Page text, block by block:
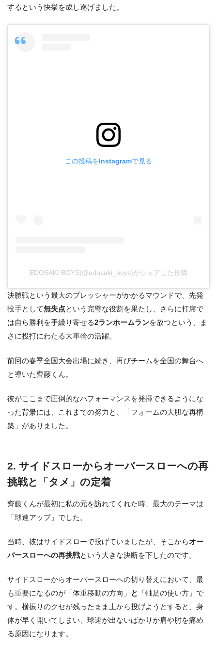
するという快挙を成し遂げました。
この投稿をInstagramで見る
EDOSAKI BOYS(@edosaki_boys)がシェアした投稿
決勝戦という最大のプレッシャーがかかるマウンドで、先発
投手として無失点という完璧な役割を果たし、さらに打席で
は自ら勝利を手繰り寄せる2ランホームランを放つという、ま
さに投打にわたる大車輪の活躍。
前回の春季全国大会出場に続き、再びチームを全国の舞台へ
と導いた齊藤くん。
彼がここまで圧倒的なパフォーマンスを発揮できるようにな
った背景には、これまでの努力と、「フォームの大胆な再構
築」がありました。
2. サイドスローからオーバースローへの再
挑戦と「タメ」の定着
齊藤くんが最初に私の元を訪れてくれた時、最大のテーマは
「球速アップ」でした。
当時、彼はサイドスローで投げていましたが、そこからオー
バースローへの再挑戦という大きな決断を下したのです。
サイドスローからオーバースローへの切り替えにおいて、最
も重要になるのが「体重移動の方向」
と
「軸足の使い方」で
す。横振りのクセが残ったまま上から投げようとすると、身
体が早く開いてしまい、球速が出ないばかりか肩や肘を痛め
る原因になります。